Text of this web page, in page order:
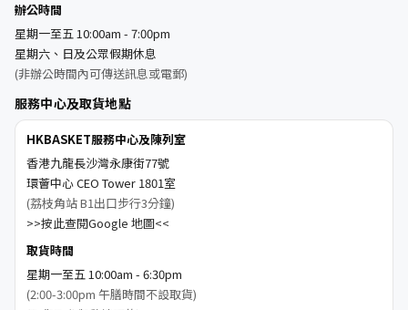
辦公時間
星期一至五 10:00am - 7:00pm
星期六、日及公眾假期休息
(非辦公時間內可傳送訊息或電郵)
服務中心及取貨地點
HKBASKET服務中心及陳列室
香港九龍長沙灣永康街77號
環薈中心 CEO Tower 1801室
(荔枝角站 B1出口步行3分鐘)
>>按此查閱Google 地圖<<
取貨時間
星期一至五 10:00am - 6:30pm
(2:00-3:00pm 午膳時間不設取貨)